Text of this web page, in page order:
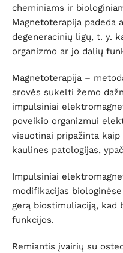
cheminiams ir
Magnetoterapija padeda
degeneracinių ligų, t. y.
organizmo ar jo dalių
Magnetoterapija –
srovės sukelti žemo
impulsiniai
poveikio organizmui
visuotinai pripažinta
kaulines patologijas,
Impulsiniai
modifikacijas
gerą biostimuliaciją,
funkcijos.
Remiantis įvairių su